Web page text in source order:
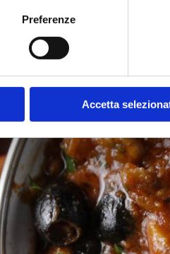
Preferenze
Accetta
Altre